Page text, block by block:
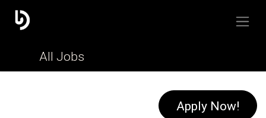
All Jobs
Apply Now!